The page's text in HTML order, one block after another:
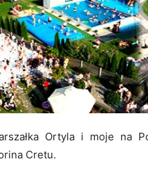
Ortyla i moje na
Cretu.